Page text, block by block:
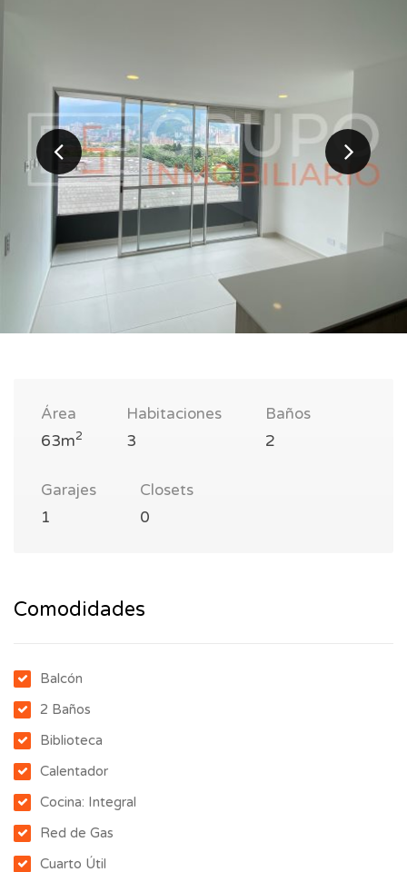
Área
63m2
Habitaciones
3
Baños
2
Garajes
1
Closets
0
Comodidades
Balcón
2 Baños
Biblioteca
Calentador
Cocina: Integral
Red de Gas
Cuarto Útil